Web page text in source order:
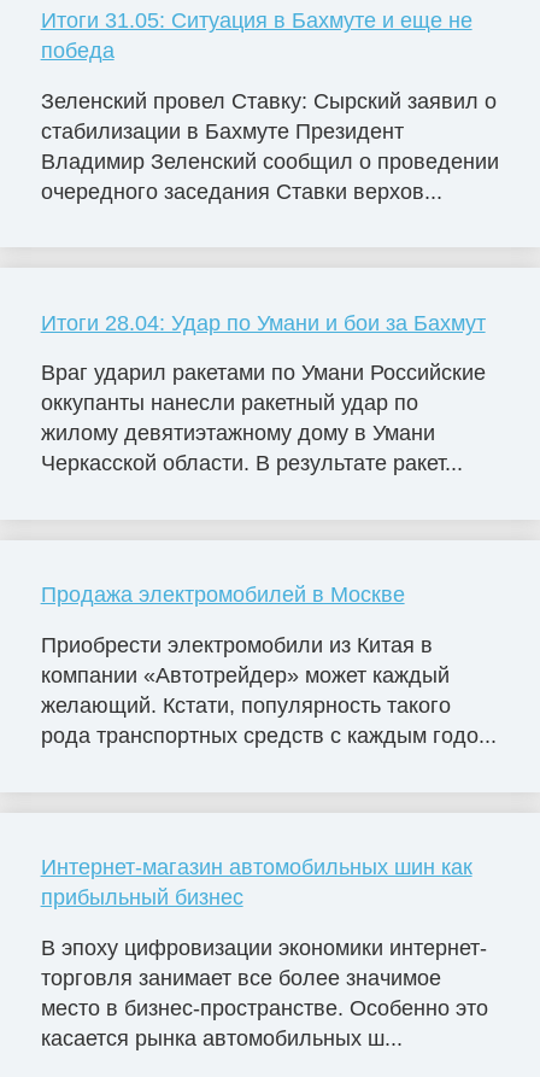
Итоги 31.05: Ситуация в Бахмуте и еще не
победа
Зеленский провел Ставку: Сырский заявил о
стабилизации в Бахмуте Президент
Владимир Зеленский сообщил о проведении
очередного заседания Ставки верхов...
Итоги 28.04: Удар по Умани и бои за Бахмут
Враг ударил ракетами по Умани Российские
оккупанты нанесли ракетный удар по
жилому девятиэтажному дому в Умани
Черкасской области. В результате ракет...
Продажа электромобилей в Москве
Приобрести электромобили из Китая в
компании «Автотрейдер» может каждый
желающий. Кстати, популярность такого
рода транспортных средств с каждым годо...
Интернет-магазин автомобильных шин как
прибыльный бизнес
В эпоху цифровизации экономики интернет-
торговля занимает все более значимое
место в бизнес-пространстве. Особенно это
касается рынка автомобильных ш...